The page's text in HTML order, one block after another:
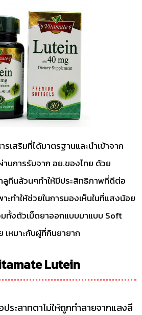
เสริมที่ได้มาตรฐานและนำเข้าจาก
านการรับจาก อย.ของไทย ด้วย
ทีนล้วนๆทำให้มีประสิทธิภาพที่ดีต่อ
ะทำให้ช่วยในการมองเห็นในที่แสงน้อย
ทั้งตัวเม็ดยาออกแบบมาแบบ Soft
เหมาะกับผู้ที่กินยายาก
Lutein
ระสาทตาไม่ให้ถูกทำลายจากแสงสี